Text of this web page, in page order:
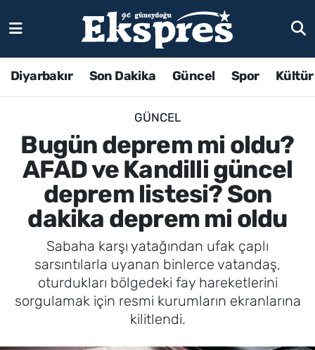
Diyarbakır Son Dakika Güncel Spor
GÜNCEL
Bugün deprem mi oldu?
AFAD ve Kandilli güncel
deprem listesi? Son
dakika deprem mi oldu
Sabaha karşı yatağından ufak çaplı
sarsıntılarla uyanan binlerce vatandaş,
oturdukları bölgedeki fay hareketlerini
sorgulamak için resmi kurumların ekranlarına
kilitlendi.